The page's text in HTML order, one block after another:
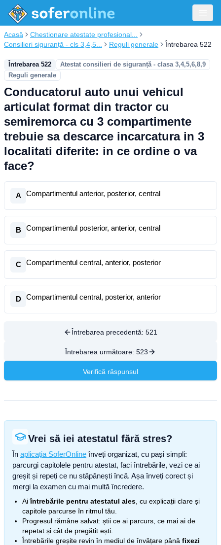
Acasă
Chestionare atestate profesional...
Consilieri siguranță - cls 3,4,5...
Reguli generale Întrebarea 522
Întrebarea 522
Atestat consilieri de siguranță - clasa 3,4,5,6,8,9
Reguli generale
Conducatorul auto unui vehicul
articulat format din tractor cu
semiremorca cu 3 compartimente
trebuie sa descarce incarcatura in 3
localitati diferite: in ce ordine o va
face?
A Compartimentul anterior, posterior, central
B Compartimentul posterior, anterior, central
C Compartimentul central, anterior, posterior
D Compartimentul central, posterior, anterior
Întrebarea precedentă: 521
Întrebarea următoare: 523
Verifică răspunsul
Vrei să iei atestatul fără stres?
În aplicația SoferOnline înveți organizat, cu pași simpli:
parcurgi capitolele pentru atestat, faci întrebările, vezi ce ai
greșit și repeți ce nu stăpânești încă. Așa înveți corect și
mergi la examen cu mai multă încredere.
Aiîntrebările pentru atestatul ales , cu explicații clare și
capitole parcurse în ritmul tău.
Progresul rămâne salvat: știi ce ai parcurs, ce mai ai de
repetat și cât de pregătit ești.
Întrebările greșite revin în mediul de învățare până fixezi